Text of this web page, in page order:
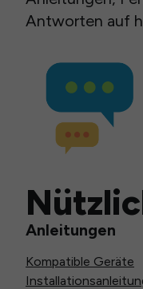
Antworten auf
Anleitungen
Kompatible Geräte